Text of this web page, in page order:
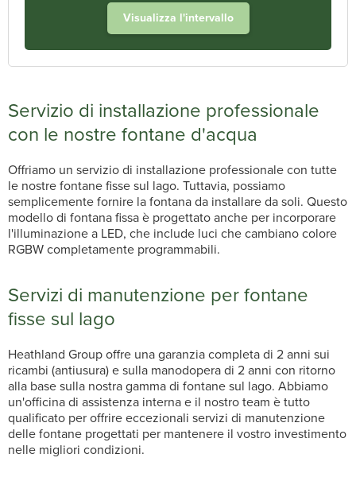
Visualizza l'intervallo
Servizio di installazione professionale
con le nostre fontane d'acqua
Offriamo un servizio di installazione professionale con tutte
le nostre fontane fisse sul lago. Tuttavia, possiamo
semplicemente fornire la fontana da installare da soli. Questo
modello di fontana fissa è progettato anche per incorporare
l'illuminazione a LED, che include luci che cambiano colore
RGBW completamente programmabili.
Servizi di manutenzione per fontane
fisse sul lago
Heathland Group offre una garanzia completa di 2 anni sui
ricambi (antiusura) e sulla manodopera di 2 anni con ritorno
alla base sulla nostra gamma di fontane sul lago. Abbiamo
un'officina di assistenza interna e il nostro team è tutto
qualificato per offrire eccezionali servizi di manutenzione
delle fontane progettati per mantenere il vostro investimento
nelle migliori condizioni.